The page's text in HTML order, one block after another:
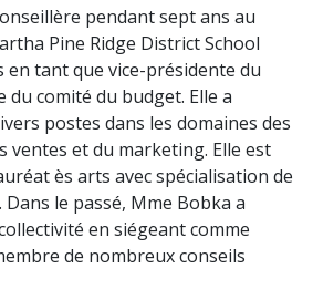
pendant sept ans au
Pine Ridge District School
en tant que vice-présidente du
comité du budget. Elle a
postes dans les domaines des
ventes et du marketing. Elle est
ès arts avec spécialisation de
Dans le passé, Mme Bobka a
en siégeant comme
de nombreux conseils